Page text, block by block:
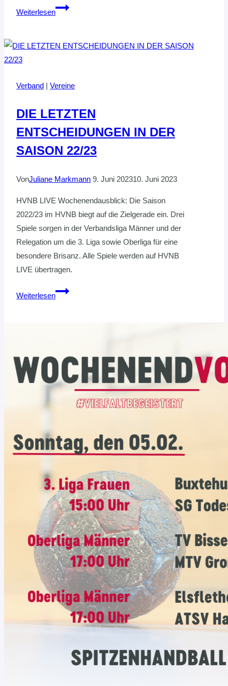
Weiterlesen
Geschäftsstelle
geschlossen
Verband | Vereine
DIE LETZTEN
ENTSCHEIDUNGEN IN DER
SAISON 22/23
VonJuliane Markmann 9. Juni 202310. Juni 2023
HVNB LIVE Wochenendausblick: Die Saison
2022/23 im HVNB biegt auf die Zielgerade ein. Drei
Spiele sorgen in der Verbandsliga Männer und der
Relegation um die 3. Liga sowie Oberliga für eine
besondere Brisanz. Alle Spiele werden auf HVNB
LIVE übertragen.
Weiterlesen
DIE
SAISON
22/23